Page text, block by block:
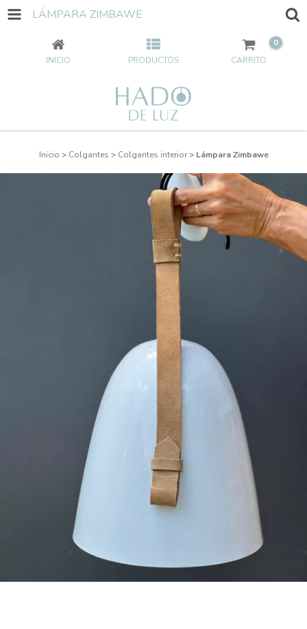
LÁMPARA ZIMBAWE
INICIO PRODUCTOS CARRITO
0
Inicio > Colgantes > Colgantes interior > Lámpara Zimbawe